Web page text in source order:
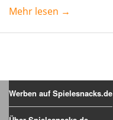
Mehr lesen →
Werben auf Spielesnacks.de